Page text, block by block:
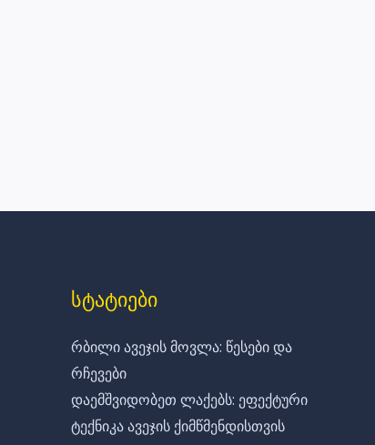
სტატიები
რბილი ავეჯის მოვლა: წესები და
რჩევები
დაემშვიდობეთ ლაქებს: ეფექტური
ტექნიკა ავეჯის ქიმწმენდისთვის